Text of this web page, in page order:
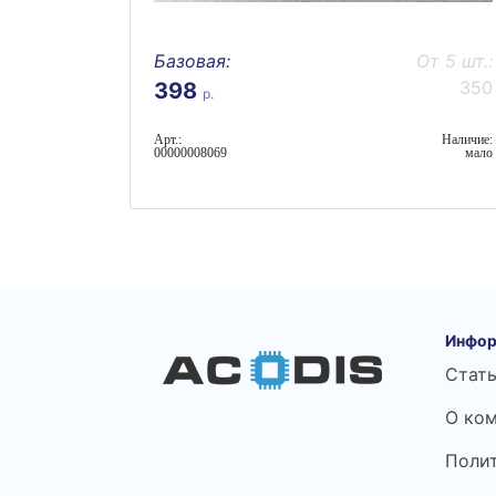
Базовая:
398 р.
От 5 шт.:
350
Арт.:
00000008069
Наличие:
мало
О